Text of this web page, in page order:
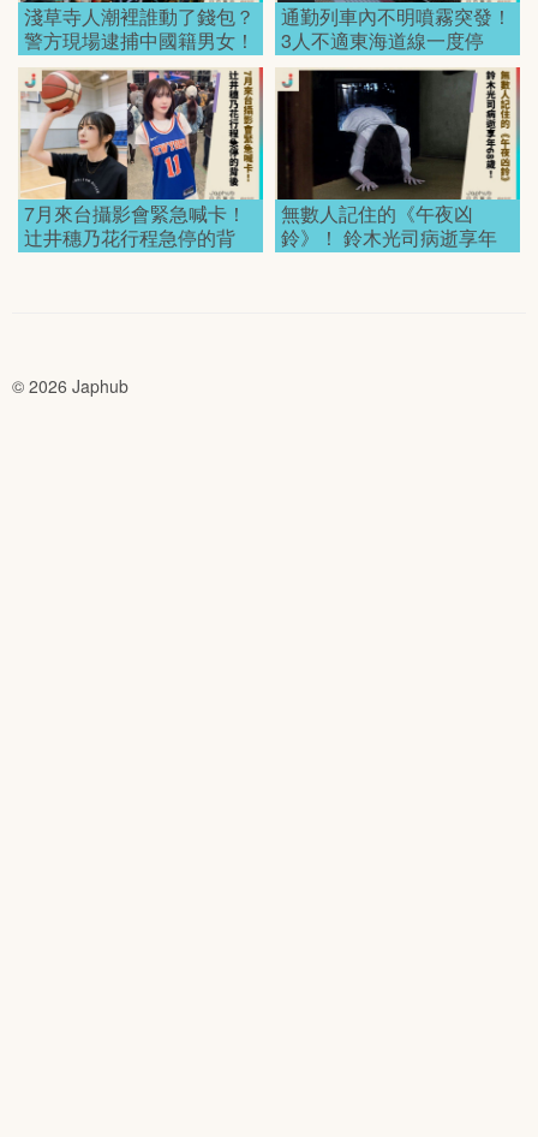
淺草寺人潮裡誰動了錢包？
警方現場逮捕中國籍男女！
通勤列車內不明噴霧突發！
3人不適東海道線一度停
駛！
7月來台攝影會緊急喊卡！
辻井穗乃花行程急停的背
後！
無數人記住的《午夜凶
鈴》！ 鈴木光司病逝享年
68歲！
© 2026 Japhub